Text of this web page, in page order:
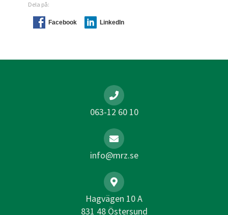
Dela på:
Facebook LinkedIn
063-12 60 10
info@mrz.se
Hagvägen 10 A
831 48 Östersund